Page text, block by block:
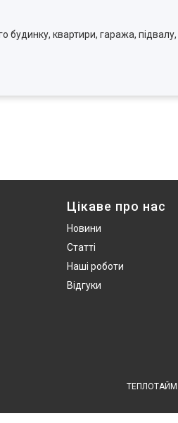
будинку, квартири, гаража,
Цікаве про нас
Новини
Статті
Наші роботи
Відгуки